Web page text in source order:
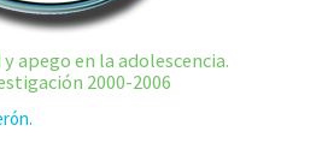
apego en la adolescencia.
2000-2006